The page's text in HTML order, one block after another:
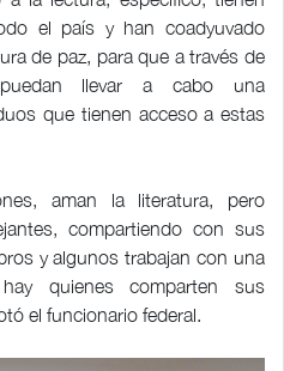
el país y han coadyuvado
de paz, para que a través de
llevar a cabo una
que tienen acceso a estas
aman la literatura, pero
compartiendo con sus
y algunos trabajan con una
quienes comparten sus
el funcionario federal.